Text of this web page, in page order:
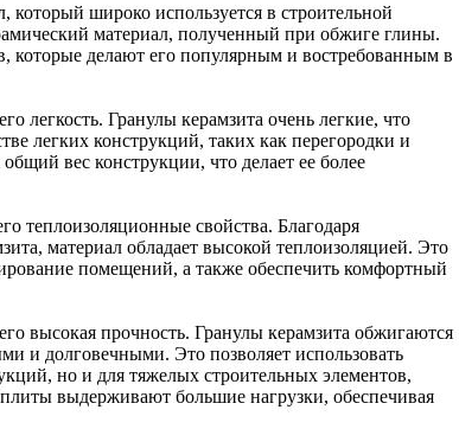
который широко используется в строительной
материал, полученный при обжиге глины.
которые делают его популярным и востребованным в
легкость. Гранулы керамзита очень легкие, что
легких конструкций, таких как перегородки и
вес конструкции, что делает ее более
теплоизоляционные свойства. Благодаря
материал обладает высокой теплоизоляцией. Это
помещений, а также обеспечить комфортный
высокая прочность. Гранулы керамзита обжигаются
и долговечными. Это позволяет использовать
но и для тяжелых строительных элементов,
выдерживают большие нагрузки, обеспечивая